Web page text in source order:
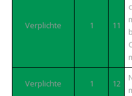
Verplichte 1 11
Verplichte 1 12